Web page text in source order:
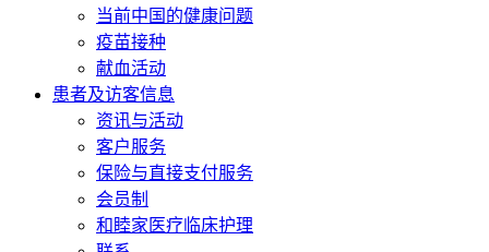
当前中国的健康问题
疫苗接种
献血活动
患者及访客信息
资讯与活动
客户服务
保险与直接支付服务
会员制
和睦家医疗临床护理